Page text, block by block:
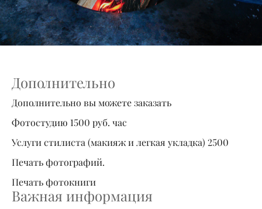
Дополнительно
Дополнительно вы можете заказать
Фотостудию 1500 руб. час
Услуги стилиста (макияж и легкая укладка) 2500
Печать фотографий.
Печать фотокниги
Важная информация